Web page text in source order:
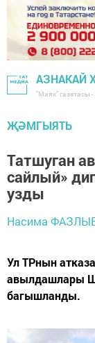
АЗНАКАЙ
"Маяк" газетасы
ҖӘМГЫЯТЬ
Татшуган
сайлый»
узды
Насима
Ул ТРнын
авылдашлары
багышланды.